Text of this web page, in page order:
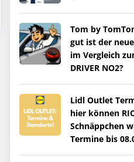
Tom by
gut ist der
im Vergleich
DRIVER NO2?
Lidl Outlet
hier können
Schnäppchen
Termine bis